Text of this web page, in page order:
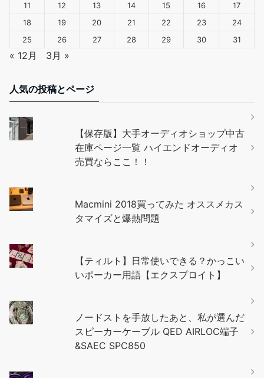
11 12 13 14 15 16
17
18
19 20 21 22 23
24
25
26 27 28 29 30 31
« 12月 3月 »
人気の投稿とページ
【保存版】大手オーディオショップ中古
在庫ページ一覧 ハイエンドオーディオ
売買ならここ！！
Macmini 2018買ってみた オススメカス
タマイズと爆熱問題
【ティルト】日常使いできる？かっこい
いポーカー用語【エクスプロイト】
ノードストを手放したあと、私が選んだ
スピーカーケーブル QED AIRLOC端子
&SAEC SPC850